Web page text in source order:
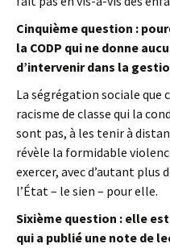
Cinquième question :
la CODP qui ne donne
d’intervenir dans la
La ségrégation sociale que
racisme de classe qui la
sont pas, à les tenir à
révèle la formidable
exercer, avec d’autant plus
l’État – le sien – pour elle.
Sixième question : elle
qui a publié une note de